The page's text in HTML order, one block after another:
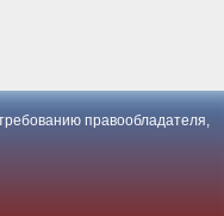
правообладателя,